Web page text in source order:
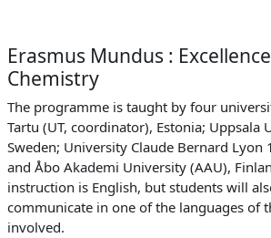
Erasmus Mundus :
Chemistry
The programme is taught by four
Tartu (UT, coordinator), Estonia; Uppsala
Sweden; University Claude Bernard Lyon
and Åbo Akademi University (AAU),
instruction is English, but students will
communicate in one of the languages of
involved.